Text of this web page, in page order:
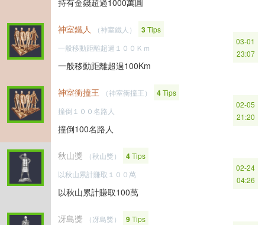
持有金錢超過1000萬圓
神室鐵人 （神室鐵人） 3Tips
一般移動距離超過１００Ｋｍ
一般移動距離超過100Km
03-01
23:07
神室衝撞王 （神室衝撞王） 4Tips
撞倒１００名路人
撞倒100名路人
02-05
21:20
秋山獎 （秋山獎） 4Tips
以秋山累計賺取１００萬
以秋山累計賺取100萬
02-24
04:26
冴島獎 （冴島獎） 9Tips